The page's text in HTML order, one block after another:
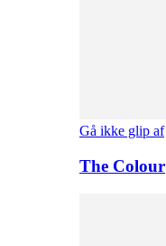
Gå ikke glip af
The Colour